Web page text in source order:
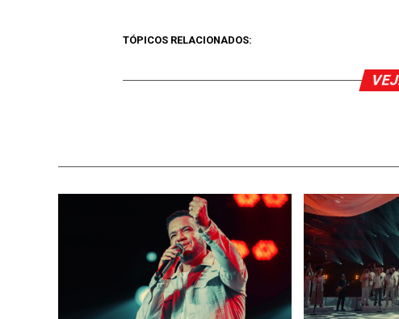
TÓPICOS RELACIONADOS: